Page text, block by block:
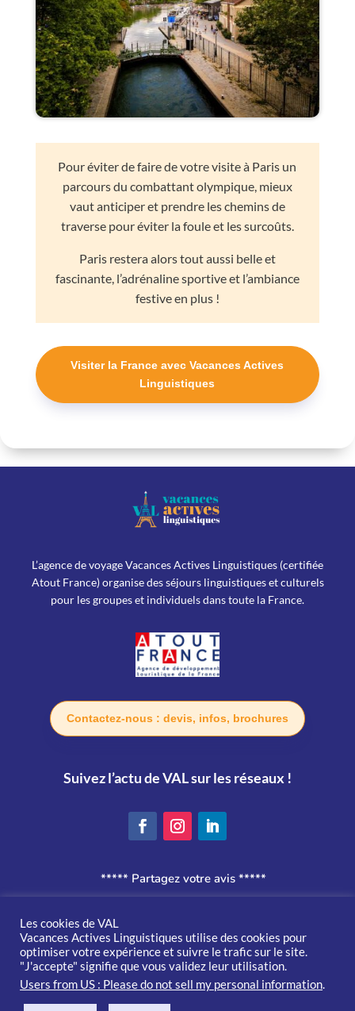
Pour éviter de faire de votre visite à Paris un
parcours du combattant olympique, mieux
vaut anticiper et prendre les chemins de
traverse pour éviter la foule et les surcoûts.
Paris restera alors tout aussi belle et
fascinante, l’adrénaline sportive et l’ambiance
festive en plus !
Visiter la France avec Vacances Actives
Linguistiques
L’agence de voyage Vacances Actives Linguistiques (certifiée
Atout France) organise des séjours linguistiques et culturels
pour les groupes et individuels dans toute la France.
Contactez-nous : devis, infos, brochures
Suivez l’actu de VAL sur les réseaux !
***** Partagez votre avis *****
Politique de confidentialité
Conditions générales de vente
Un site conçu avec 🌞 par
Les cookies de VAL
Vacances Actives Linguistiques utilise des cookies pour
optimiser votre expérience et suivre le trafic sur le site.
"J'accepte" signifie que vous validez leur utilisation.
Users from US : Please do not sell my personal information.